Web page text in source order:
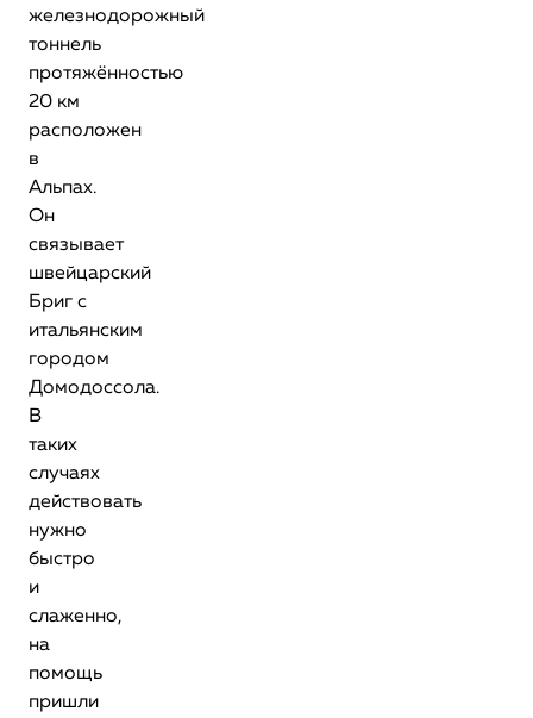
железнодорожный
тоннель
протяжённостью
20 км
расположен
в
Альпах.
Он
связывает
швейцарский
Бриг с
итальянским
городом
Домодоссола.
В
таких
случаях
действовать
нужно
быстро
и
слаженно,
на
помощь
пришли